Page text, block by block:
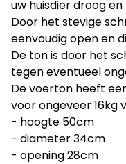
uw huisdier droog
Door het stevige
eenvoudig open en
De ton is door het
tegen eventueel
De voerton heeft
voor ongeveer 16kg
- hoogte 50cm
- diameter 34cm
- opening 28cm